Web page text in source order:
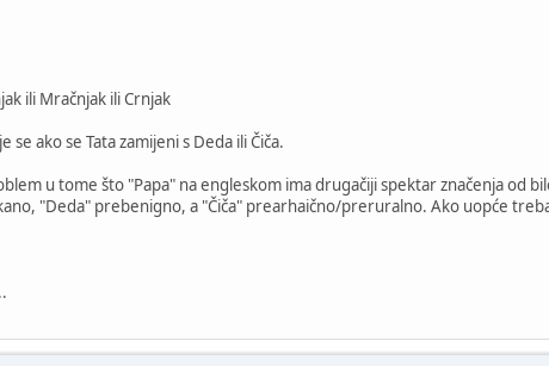
ili Mračnjak ili Crnjak
se ako se Tata zamijeni s Deda ili Čiča.
u tome što "Papa" na engleskom ima drugačiji spektar značenja od
"Deda" prebenigno, a "Čiča" prearhaično/preruralno. Ako uopće